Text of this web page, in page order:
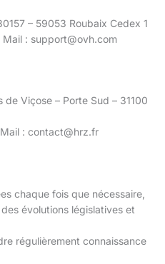
– 59053 Roubaix Cedex 1
: support@ovh.com
de Viçose – Porte Sud – 31100
: contact@hrz.fr
chaque fois que nécessaire,
évolutions législatives et
régulièrement connaissance